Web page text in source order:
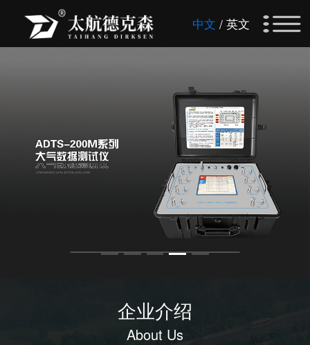
中文 / 英文
企业介绍
About Us